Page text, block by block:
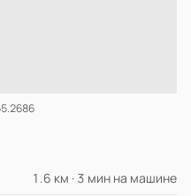
1.6 км · 3 мин на машине